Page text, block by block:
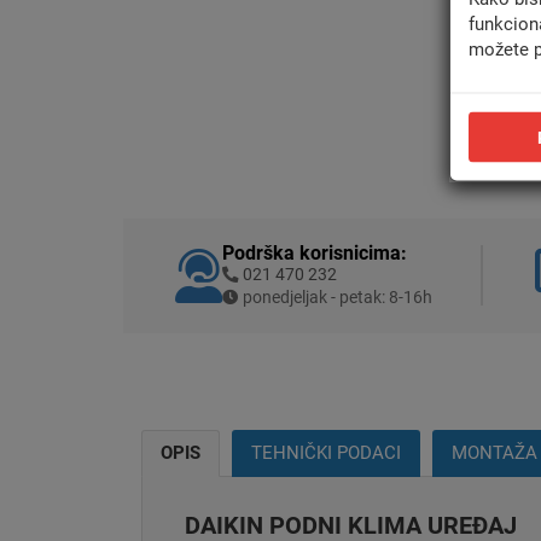
Podrška korisnicima:
021 470 232
ponedjeljak - petak: 8-16h
OPIS TEHNIČKI PODACI MONTAŽA
DAIKIN PODNI KLIMA UREĐAJ
možete